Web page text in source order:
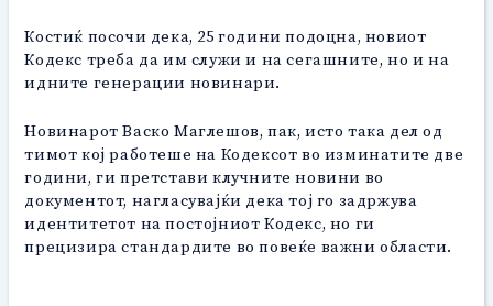
Костиќ посочи дека, 25 години подоцна, новиот
Кодекс треба да им служи и на сегашните, но и на
идните генерации новинари.
Новинарот Васко Маглешов, пак, исто така дел од
тимот кој работеше на Кодексот во изминатите две
години, ги претстави клучните новини во
документот, нагласувајќи дека тој го задржува
идентитетот на постојниот Кодекс, но ги
прецизира стандардите во повеќе важни области.